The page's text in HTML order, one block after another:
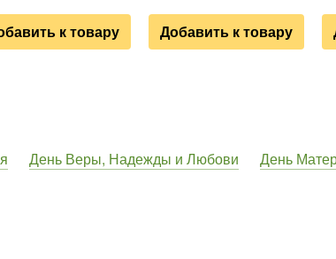
к товару Добавить к товару
День Веры, Надежды и Любови День